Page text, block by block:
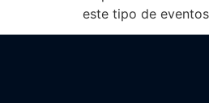
este tipo de